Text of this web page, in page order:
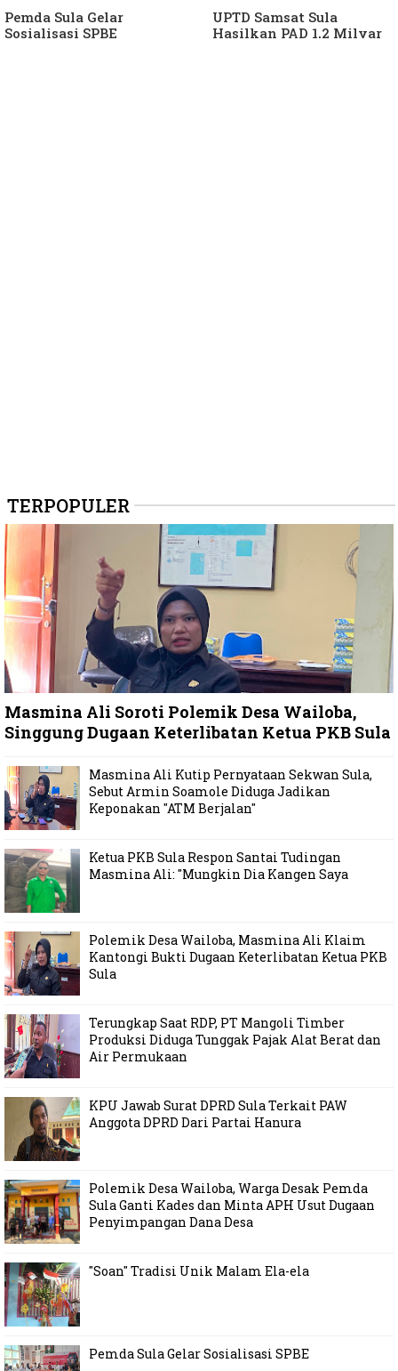
Pemda Sula Gelar
Sosialisasi SPBE
UPTD Samsat Sula
Hasilkan PAD 1,2 Milyar
TERPOPULER
Masmina Ali Soroti Polemik Desa Wailoba,
Singgung Dugaan Keterlibatan Ketua PKB Sula
Masmina Ali Kutip Pernyataan Sekwan Sula,
Sebut Armin Soamole Diduga Jadikan
Keponakan "ATM Berjalan"
Ketua PKB Sula Respon Santai Tudingan
Masmina Ali: "Mungkin Dia Kangen Saya
Polemik Desa Wailoba, Masmina Ali Klaim
Kantongi Bukti Dugaan Keterlibatan Ketua PKB
Sula
Terungkap Saat RDP, PT Mangoli Timber
Produksi Diduga Tunggak Pajak Alat Berat dan
Air Permukaan
KPU Jawab Surat DPRD Sula Terkait PAW
Anggota DPRD Dari Partai Hanura
Polemik Desa Wailoba, Warga Desak Pemda
Sula Ganti Kades dan Minta APH Usut Dugaan
Penyimpangan Dana Desa
"Soan" Tradisi Unik Malam Ela-ela
Pemda Sula Gelar Sosialisasi SPBE